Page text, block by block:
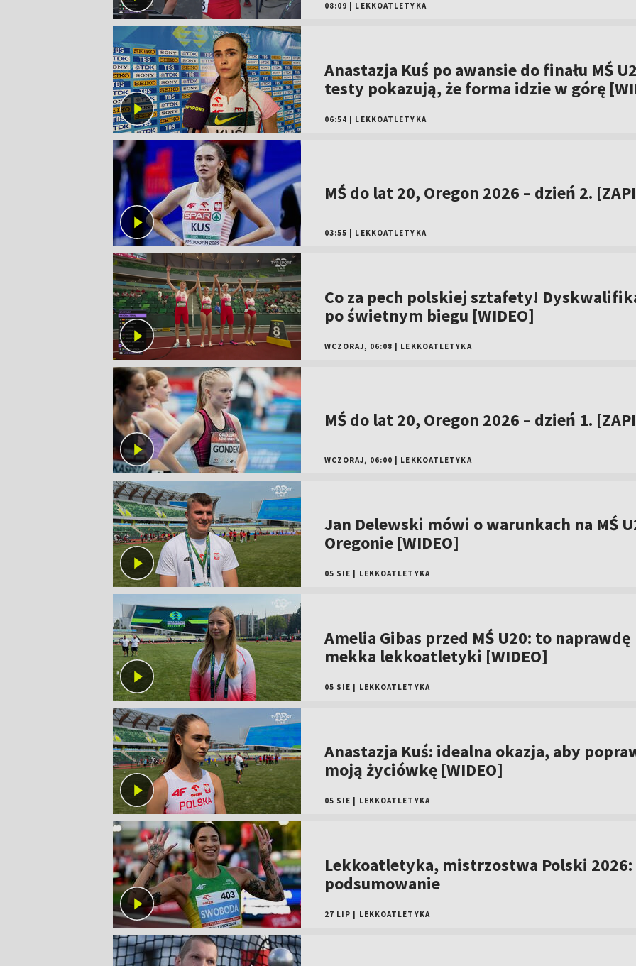
08:09 LEKKOATLETYKA
Anastazja Kuś po awansie do finału MŚ
testy pokazują, że forma idzie w górę
06:54 LEKKOATLETYKA
MŚ do lat 20, Oregon 2026 – dzień 2.
03:55 LEKKOATLETYKA
Co za pech polskiej sztafety!
po świetnym biegu [WIDEO]
WCZORAJ, 06:08 LEKKOATLETYKA
MŚ do lat 20, Oregon 2026 – dzień 1.
WCZORAJ, 06:00 LEKKOATLETYKA
Jan Delewski mówi o warunkach na MŚ
Oregonie [WIDEO]
05 SIE LEKKOATLETYKA
Amelia Gibas przed MŚ U20: to naprawdę
mekka lekkoatletyki [WIDEO]
05 SIE LEKKOATLETYKA
Anastazja Kuś: idealna okazja, aby
moją życiówkę [WIDEO]
05 SIE LEKKOATLETYKA
Lekkoatletyka, mistrzostwa Polski 2026:
podsumowanie
27 LIP LEKKOATLETYKA